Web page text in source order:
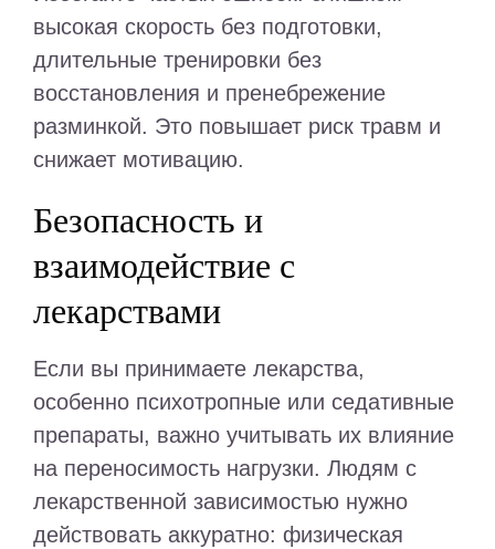
высокая скорость без подготовки,
длительные тренировки без
восстановления и пренебрежение
разминкой. Это повышает риск травм и
снижает мотивацию.
Безопасность и
взаимодействие с
лекарствами
Если вы принимаете лекарства,
особенно психотропные или седативные
препараты, важно учитывать их влияние
на переносимость нагрузки. Людям с
лекарственной зависимостью нужно
действовать аккуратно: физическая